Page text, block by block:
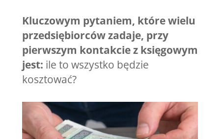
Kluczowym pytaniem, które wielu
przedsiębiorców zadaje, przy
pierwszym kontakcie z księgowym
jest: ile to wszystko będzie
kosztować?